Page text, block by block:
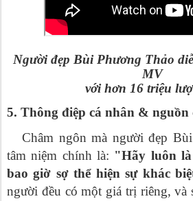
Người đẹp Bùi Phương Thảo
MV
với hơn 16 triệu
5. Thông điệp cá nhân & nguồn
Châm ngôn mà người đẹp
tâm niệm chính là: "Hãy luôn
bao giờ sợ thể hiện sự khác
người đều có một giá trị riêng, và